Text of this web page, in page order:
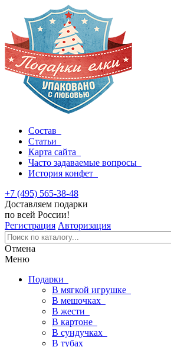
Состав
Статьи
Карта сайта
Часто задаваемые вопросы
История конфет
+7 (495) 565-38-48
Доставляем подарки
по всей России!
Регистрация Авторизация
Отмена
Меню
Подарки
В мягкой игрушке
В мешочках
В жести
В картоне
В сундучках
В тубах